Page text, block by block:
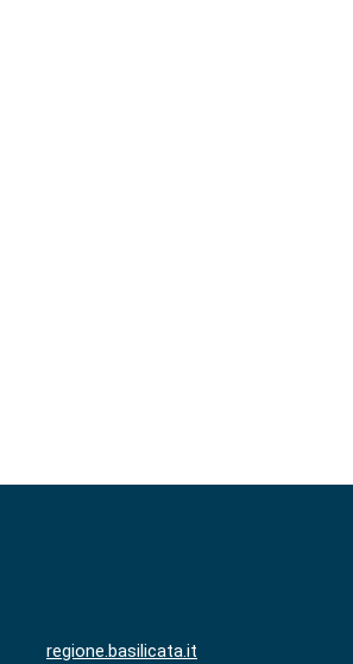
regione.basilicata.it